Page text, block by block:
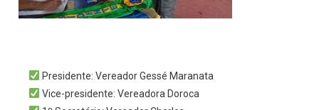
Presidente: Vereador Gessé Maranata
Vice-presidente: Vereadora Doroca